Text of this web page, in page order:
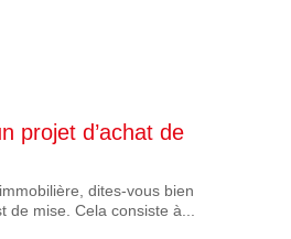
projet d’achat de
dites-vous bien
de mise. Cela consiste à...